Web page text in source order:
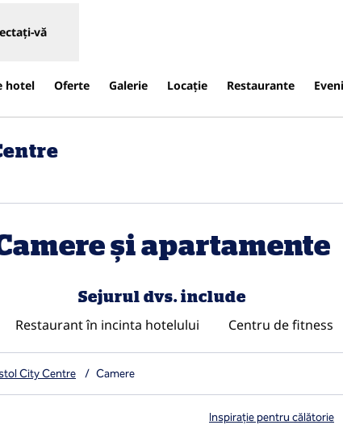
vă
hotel Oferte Galerie Locaţie Restaurante
și apartamente
Sejurul dvs. include
Restaurant în incinta hotelului Centru de fitness
City Centre / Camere
Inspirație pentru călătorie